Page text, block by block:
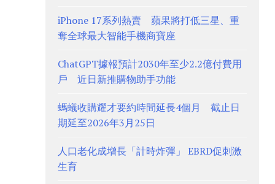
iPhone 17系列熱賣 蘋果將打低三星、重
奪全球最大智能手機商寶座
ChatGPT據報預計2030年至少2.2億付費用
戶 近日新推購物助手功能
螞蟻收購耀才要約時間延長4個月 截止日
期延至2026年3月25日
人口老化成增長「計時炸彈」 EBRD促刺激
生育